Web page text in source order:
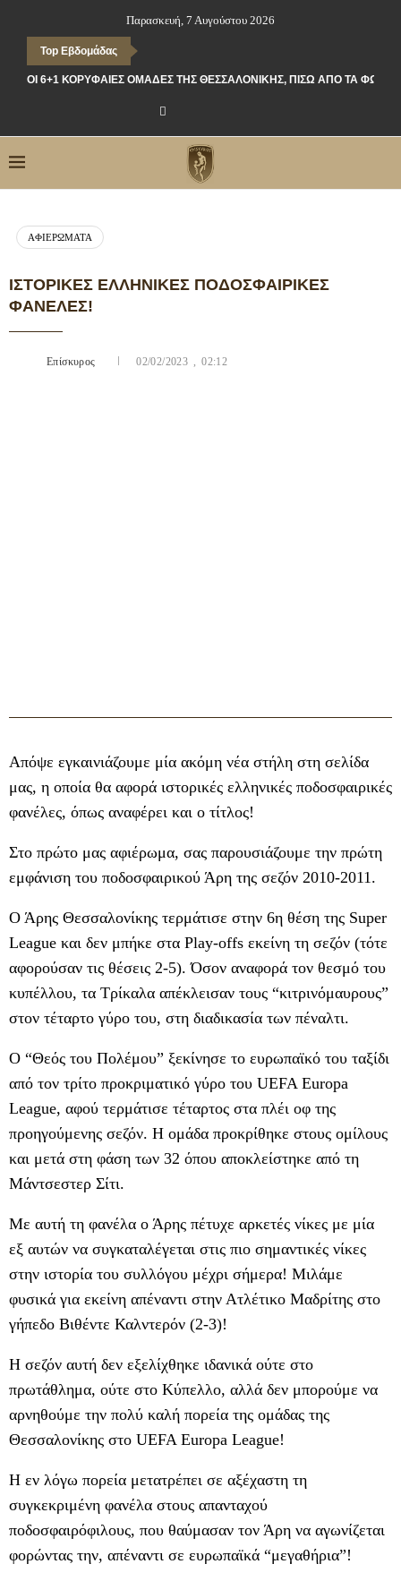
Παρασκευή, 7 Αυγούστου 2026
Top Εβδομάδας
ΟΙ 6+1 ΚΟΡΥΦΑΊΕΣ ΟΜΆΔΕΣ ΤΗΣ ΘΕΣΣΑΛΟΝΊΚΗΣ, ΠΊΣΩ ΑΠΌ ΤΑ ΦΏΤΑ
ΑΦΙΕΡΏΜΑΤΑ
ΙΣΤΟΡΙΚΈΣ ΕΛΛΗΝΙΚΈΣ ΠΟΔΟΣΦΑΙΡΙΚΈΣ
ΦΑΝΈΛΕΣ!
Επίσκυρος 02/02/2023 , 02:12
Απόψε εγκαινιάζουμε μία ακόμη νέα στήλη στη σελίδα
μας, η οποία θα αφορά ιστορικές ελληνικές ποδοσφαιρικές
φανέλες, όπως αναφέρει και ο τίτλος!
Στο πρώτο μας αφιέρωμα, σας παρουσιάζουμε την πρώτη
εμφάνιση του ποδοσφαιρικού Άρη της σεζόν 2010-2011.
Ο Άρης Θεσσαλονίκης τερμάτισε στην 6η θέση της Super
League και δεν μπήκε στα Play-offs εκείνη τη σεζόν (τότε
αφορούσαν τις θέσεις 2-5). Όσον αναφορά τον θεσμό του
κυπέλλου, τα Τρίκαλα απέκλεισαν τους “κιτρινόμαυρους”
στον τέταρτο γύρο του, στη διαδικασία των πέναλτι.
Ο “Θεός του Πολέμου” ξεκίνησε το ευρωπαϊκό του ταξίδι
από τον τρίτο προκριματικό γύρο του UEFA Europa
League, αφού τερμάτισε τέταρτος στα πλέι οφ της
προηγούμενης σεζόν. Η ομάδα προκρίθηκε στους ομίλους
και μετά στη φάση των 32 όπου αποκλείστηκε από τη
Μάντσεστερ Σίτι.
Με αυτή τη φανέλα ο Άρης πέτυχε αρκετές νίκες με μία
εξ αυτών να συγκαταλέγεται στις πιο σημαντικές νίκες
στην ιστορία του συλλόγου μέχρι σήμερα! Μιλάμε
φυσικά για εκείνη απέναντι στην Ατλέτικο Μαδρίτης στο
γήπεδο Βιθέντε Καλντερόν (2-3)!
Η σεζόν αυτή δεν εξελίχθηκε ιδανικά ούτε στο
πρωτάθλημα, ούτε στο Κύπελλο, αλλά δεν μπορούμε να
αρνηθούμε την πολύ καλή πορεία της ομάδας της
Θεσσαλονίκης στο UEFA Europa League!
Η εν λόγω πορεία μετατρέπει σε αξέχαστη τη
συγκεκριμένη φανέλα στους απανταχού
ποδοσφαιρόφιλους, που θαύμασαν τον Άρη να αγωνίζεται
φορώντας την, απέναντι σε ευρωπαϊκά “μεγαθήρια”!